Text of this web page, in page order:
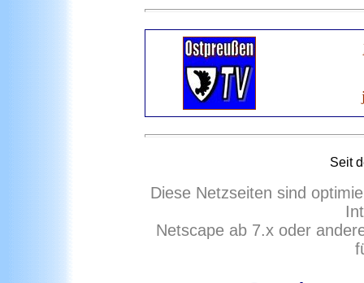
Seit
Diese Netzseiten sind
Netscape ab 7.x oder